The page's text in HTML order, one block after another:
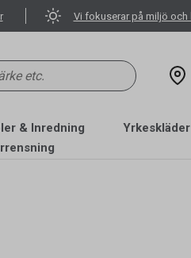
Vi fokuserar på miljö och
& Inredning